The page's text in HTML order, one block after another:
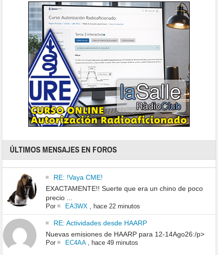
ÚLTIMOS MENSAJES EN FOROS
RE: !Vaya CME!
EXACTAMENTE!! Suerte que era un chino de poco
precio ...
Por EA3WX hace 22 minutos
RE: Actividades desde HAARP
Nuevas emisiones de HAARP para 12-14Ago26:/p>
Por EC4AA, hace 49 minutos